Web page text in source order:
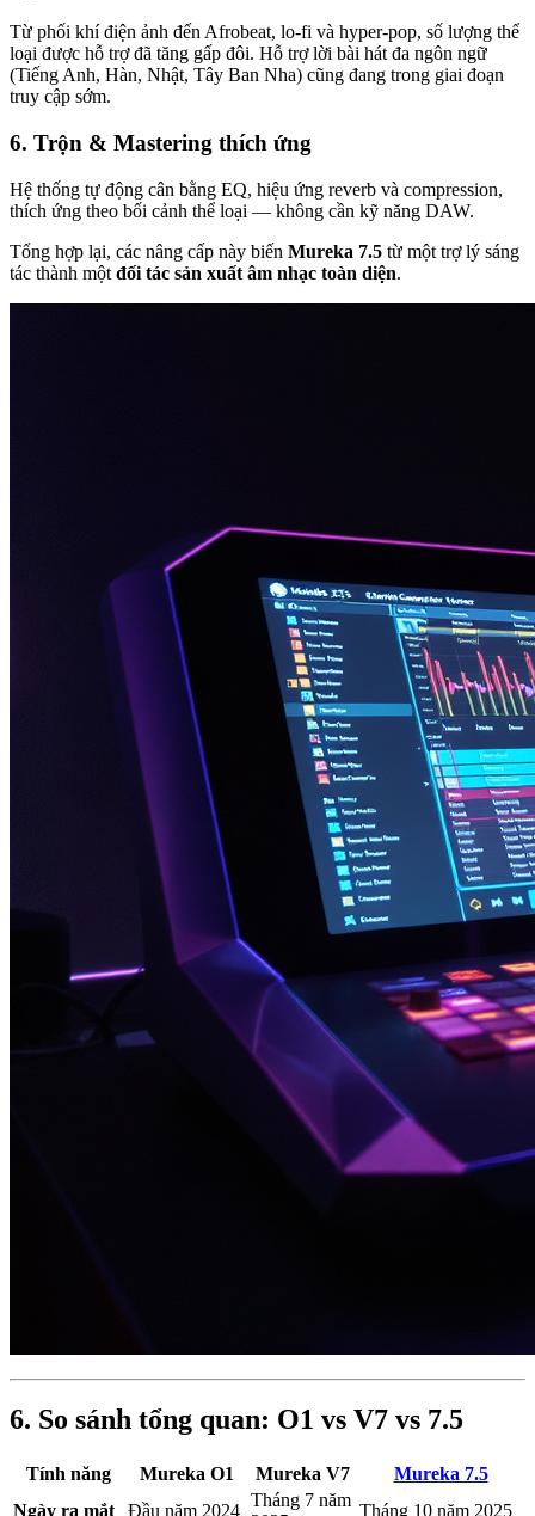
Từ phối khí điện ảnh đến Afrobeat, lo-fi và hyper-pop, số lượng thể
loại được hỗ trợ đã tăng gấp đôi. Hỗ trợ lời bài hát đa ngôn ngữ
(Tiếng Anh, Hàn, Nhật, Tây Ban Nha) cũng đang trong giai đoạn
truy cập sớm.
6. Trộn & Mastering thích ứng
Hệ thống tự động cân bằng EQ, hiệu ứng reverb và compression,
thích ứng theo bối cảnh thể loại — không cần kỹ năng DAW.
Tổng hợp lại, các nâng cấp này biến Mureka 7.5 từ một trợ lý sáng
tác thành một đối tác sản xuất âm nhạc toàn diện.
6. So sánh tổng quan: O1 vs V7 vs 7.5
Tính năng Mureka O1 Mureka V7
Mureka 7.5
Ngày ra mắt
Đầu năm 2024
Tháng 7 năm
Tháng 10 năm 2025